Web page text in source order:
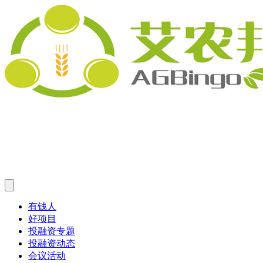
有钱人
好项目
投融资专题
投融资动态
会议活动